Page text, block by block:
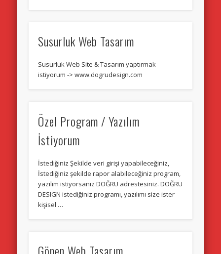
Susurluk Web Tasarım
Susurluk Web Site & Tasarım yaptırmak
istiyorum -> www.dogrudesign.com
Özel Program / Yazılım
İstiyorum
İstediğiniz Şekilde veri girişi yapabileceğiniz,
İstediğiniz şekilde rapor alabileceğiniz program,
yazılım istiyorsanız DOĞRU adrestesiniz. DOĞRU
DESIGN istediğiniz programı, yazılımı size ister
kişisel …